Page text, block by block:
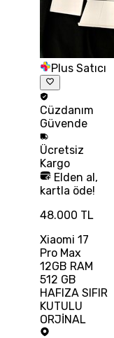
Plus Satıcı
Cüzdanım
Güvende
Ücretsiz
Kargo
Elden al,
kartla öde!
48.000 TL
Xiaomi 17
Pro Max
12GB RAM
512 GB
HAFIZA SIFIR
KUTULU
ORJİNAL